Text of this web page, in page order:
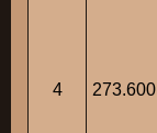
4 273.600